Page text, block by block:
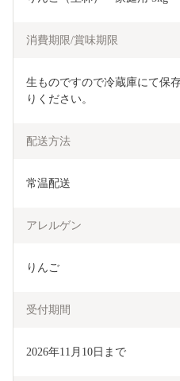
消費期限/賞味期限
生ものですので冷蔵庫にて保
りください。
配送方法
常温配送
アレルゲン
りんご
受付期間
2026年11月10日まで